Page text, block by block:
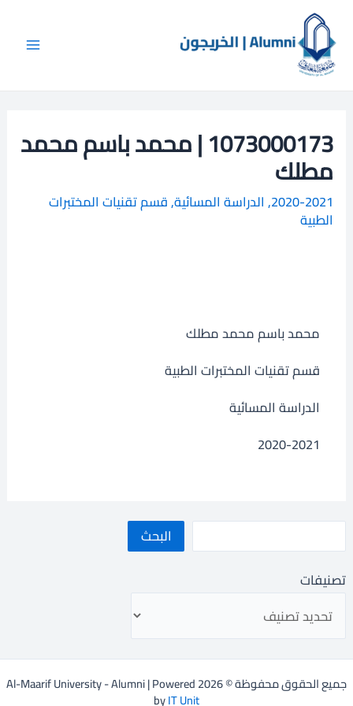
المحتوى
البحث
تصنيفات
1073000173 | محمد باسم محمد
مطلك
2020-2021
, الدراسة المسائية,قسم تقنيات المختبرات
الطبية
محمد باسم محمد مطلك
قسم تقنيات المختبرات الطبية
الدراسة المسائية
2020-2021
جميع الحقوق محفوظة © 2026 Al-Maarif University - Alumni | Powered
byIT Unit